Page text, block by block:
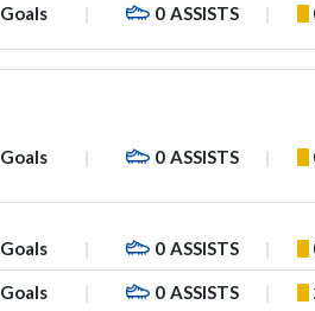
Goals 0 ASSISTS
Goals 0 ASSISTS
Goals 0 ASSISTS
Goals 0 ASSISTS